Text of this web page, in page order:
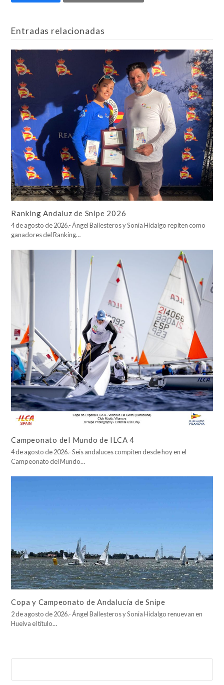
Entradas relacionadas
Ranking Andaluz de Snipe 2026
4 de agosto de 2026.- Ángel Ballesteros y Sonia Hidalgo repiten como
ganadores del Ranking…
Campeonato del Mundo de ILCA 4
4 de agosto de 2026.- Seis andaluces compiten desde hoy en el
Campeonato del Mundo…
Copa y Campeonato de Andalucía de Snipe
2 de agosto de 2026.- Ángel Ballesteros y Sonia Hidalgo renuevan en
Huelva el título…